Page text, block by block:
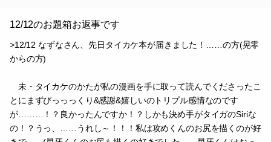
#雑記
2021.12.25 18:50
12/12のお題箱お返事です
>12/12 なずなさん、先日タイカケ本が届きました！……の方(晃零
からの方)